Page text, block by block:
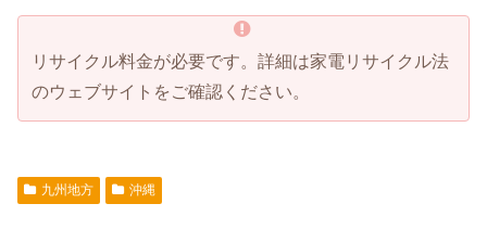
リサイクル料金が必要です。詳細は家電リサイクル法
のウェブサイトをご確認ください。
九州地方 沖縄